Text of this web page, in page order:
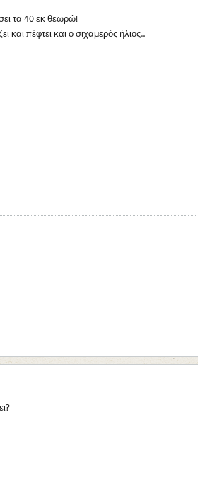
τα 40 εκ θεωρώ!
πέφτει και ο σιχαμερός ήλιος...